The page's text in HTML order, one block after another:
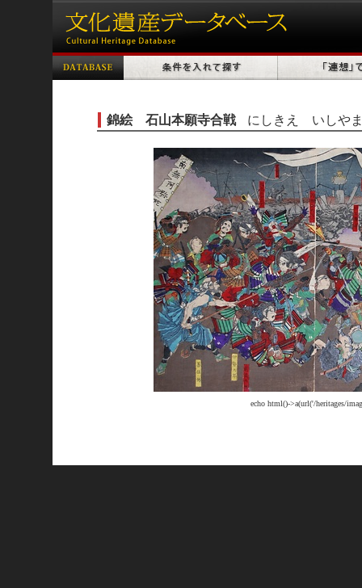
錦絵 石山本願寺合戦 にしきえ いしや
echo html()->a(url('/heritages/